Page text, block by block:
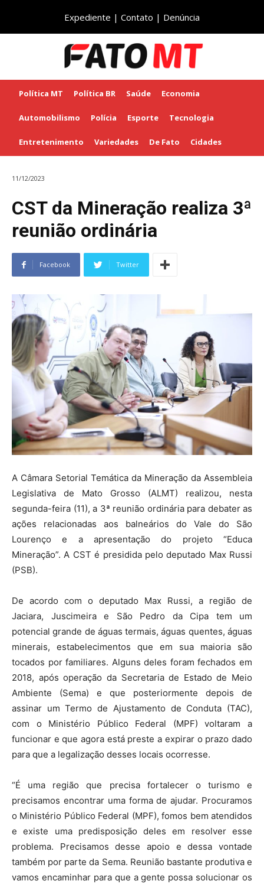
Expediente | Contato | Denúncia
Política MT Política BR Saúde Economia
Automobilismo Polícia Esporte Tecnologia
Entretenimento Variedades De Fato Cidades
11/12/2023
CST da Mineração realiza 3ª
reunião ordinária
Facebook Twitter
A Câmara Setorial Temática da Mineração da Assembleia
Legislativa de Mato Grosso (ALMT) realizou, nesta
segunda-feira (11), a 3ª reunião ordinária para debater as
ações relacionadas aos balneários do Vale do São
Lourenço e a apresentação do projeto “Educa
Mineração”. A CST é presidida pelo deputado Max Russi
(PSB).
De acordo com o deputado Max Russi, a região de
Jaciara, Juscimeira e São Pedro da Cipa tem um
potencial grande de águas termais, águas quentes, águas
minerais, estabelecimentos que em sua maioria são
tocados por familiares. Alguns deles foram fechados em
2018, após operação da Secretaria de Estado de Meio
Ambiente (Sema) e que posteriormente depois de
assinar um Termo de Ajustamento de Conduta (TAC),
com o Ministério Público Federal (MPF) voltaram a
funcionar e que agora está preste a expirar o prazo dado
para que a legalização desses locais ocorresse.
“É uma região que precisa fortalecer o turismo e
precisamos encontrar uma forma de ajudar. Procuramos
o Ministério Público Federal (MPF), fomos bem atendidos
e existe uma predisposição deles em resolver esse
problema. Precisamos desse apoio e dessa vontade
também por parte da Sema. Reunião bastante produtiva e
vamos encaminhar para que a gente possa solucionar os